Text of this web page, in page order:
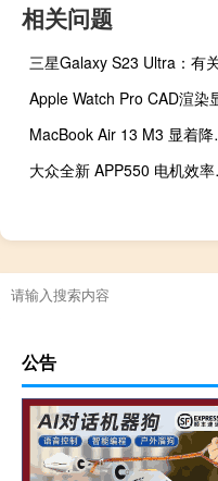
相关问题
MacBook
大众全
公告